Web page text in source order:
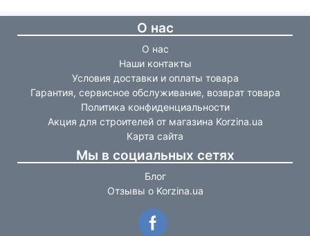
О нас
О нас
Наши контакты
Условия доставки и оплаты товара
Гарантия, сервисное обслуживание, возврат товара
Политика конфиденциальности
Акция для строителей от магазина Korzina.ua
Карта сайта
Мы в социальных сетях
Блог
Отзывы о Korzina.ua